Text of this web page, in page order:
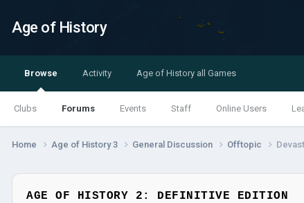
Age of History
Browse
Clubs Forums Events Staff Online Users
Activity Age of History all Games
Home Age of History 3 General Discussion Offtopic
AGE OF HISTORY 2: DEFINITIVE EDITION